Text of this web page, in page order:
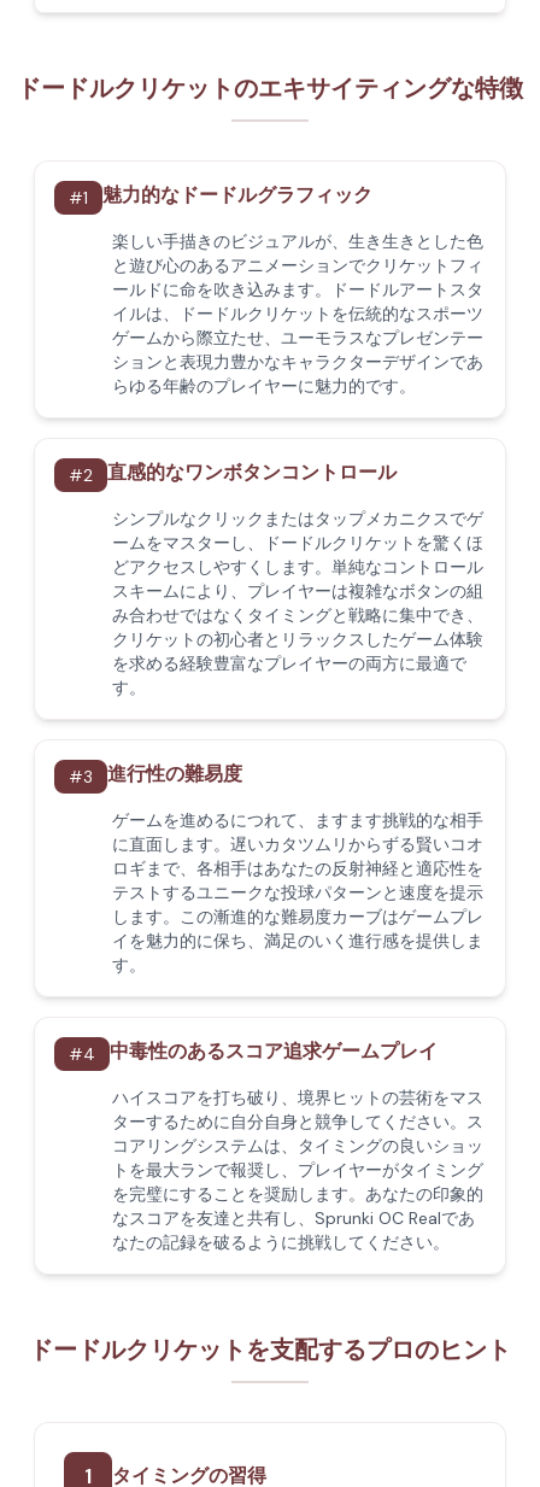
ドードルクリケットのエキサイティングな特徴
#1 魅力的なドードルグラフィック
楽しい手描きのビジュアルが、生き生きとした色
と遊び心のあるアニメーションでクリケットフィ
ールドに命を吹き込みます。ドードルアートスタ
イルは、ドードルクリケットを伝統的なスポーツ
ゲームから際立たせ、ユーモラスなプレゼンテー
ションと表現力豊かなキャラクターデザインであ
らゆる年齢のプレイヤーに魅力的です。
#2 直感的なワンボタンコントロール
シンプルなクリックまたはタップメカニクスでゲ
ームをマスターし、ドードルクリケットを驚くほ
どアクセスしやすくします。単純なコントロール
スキームにより、プレイヤーは複雑なボタンの組
み合わせではなくタイミングと戦略に集中でき、
クリケットの初心者とリラックスしたゲーム体験
を求める経験豊富なプレイヤーの両方に最適で
す。
#3 進行性の難易度
ゲームを進めるにつれて、ますます挑戦的な相手
に直面します。遅いカタツムリからずる賢いコオ
ロギまで、各相手はあなたの反射神経と適応性を
テストするユニークな投球パターンと速度を提示
します。この漸進的な難易度カーブはゲームプレ
イを魅力的に保ち、満足のいく進行感を提供しま
す。
#4 中毒性のあるスコア追求ゲームプレイ
ハイスコアを打ち破り、境界ヒットの芸術をマス
ターするために自分自身と競争してください。ス
コアリングシステムは、タイミングの良いショッ
トを最大ランで報奨し、プレイヤーがタイミング
を完璧にすることを奨励します。あなたの印象的
なスコアを友達と共有し、Sprunki OC Realであ
なたの記録を破るように挑戦してください。
ドードルクリケットを支配するプロのヒント
1 タイミングの習得